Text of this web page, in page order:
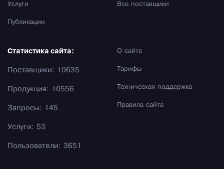
Услуги
Публикации
Все поставщики
О сайте
Тарифы
Техническая поддержка
Правила сайта
Статистика сайта:
Поставщики: 10635
Продукция: 10556
Запросы: 145
Услуги: 53
Пользователи: 3651